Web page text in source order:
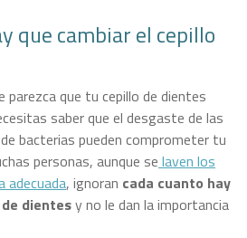
que cambiar el cepillo
que tu cepillo de dientes
saber que el desgaste de las
bacterias pueden comprometer tu
personas, aunque se laven los
adecuada, ignoran cada cuanto hay
dientesy no le dan la importancia